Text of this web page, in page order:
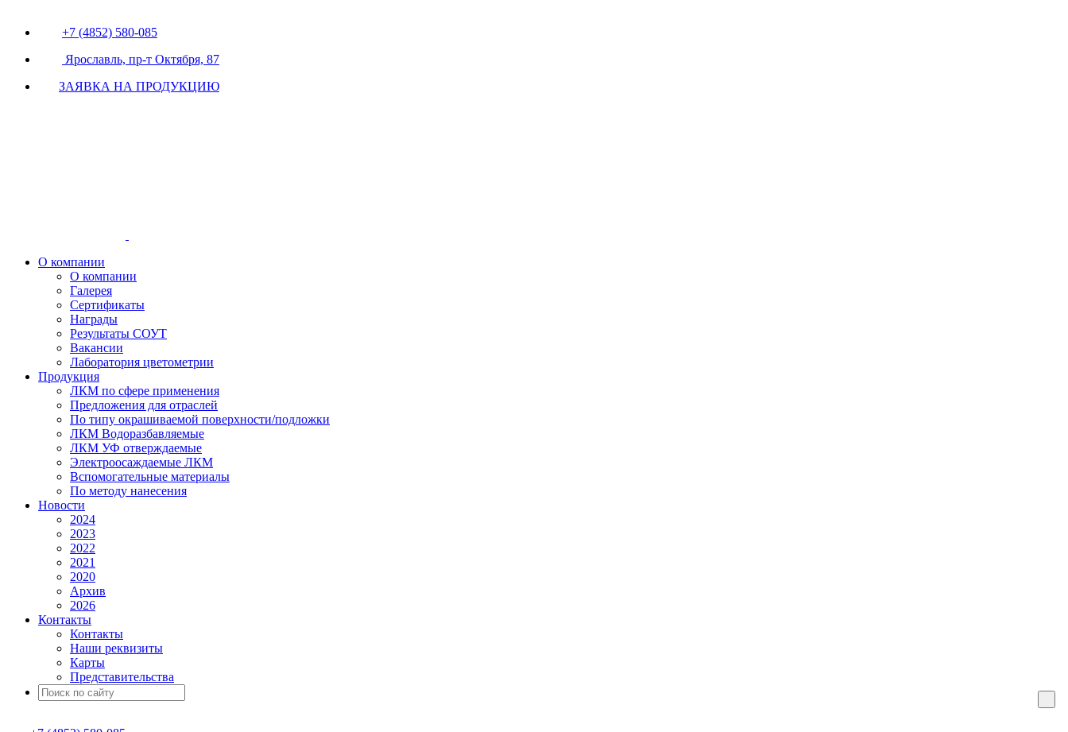
+7 (4852) 580-085
Ярославль, пр-т Октября, 87
ЗАЯВКА НА ПРОДУКЦИЮ
О компании
О компании
Галерея
Сертификаты
Награды
Результаты СОУТ
Вакансии
Лаборатория цветометрии
Продукция
ЛКМ по сфере применения
Предложения для отраслей
По типу окрашиваемой поверхности/подложки
ЛКМ Водоразбавляемые
ЛКМ УФ отверждаемые
Электроосаждаемые ЛКМ
Вспомогательные материалы
По методу нанесения
Новости
2024
2023
2022
2021
2020
Архив
2026
Контакты
Контакты
Наши реквизиты
Карты
Представительства